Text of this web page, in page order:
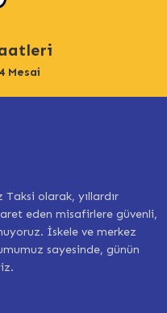
Mesai
Taksi olarak, yıllardır
eden misafirlere güvenli,
İskele ve merkez
sayesinde, günün